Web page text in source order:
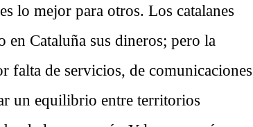
lo mejor para otros. Los catalanes
en Cataluña sus dineros; pero la
falta de servicios, de comunicaciones
un equilibrio entre territorios